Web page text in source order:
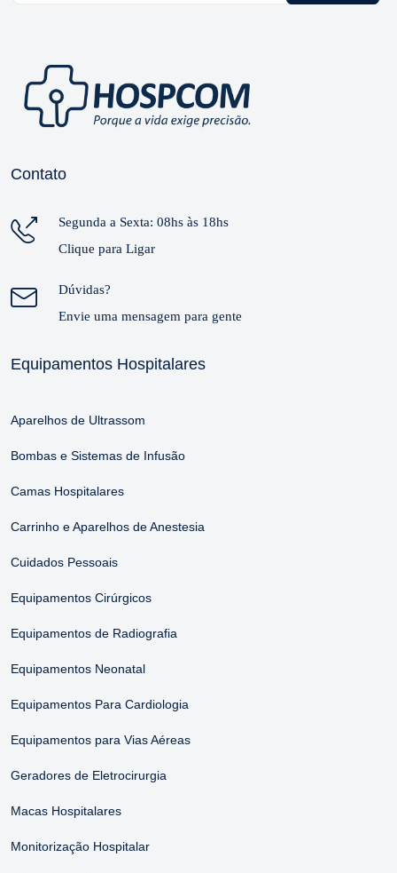
Contato
Segunda a Sexta: 08hs às 18hs
Clique para Ligar
Dúvidas?
Envie uma mensagem para gente
Equipamentos Hospitalares
Aparelhos de Ultrassom
Bombas e Sistemas de Infusão
Camas Hospitalares
Carrinho e Aparelhos de Anestesia
Cuidados Pessoais
Equipamentos Cirúrgicos
Equipamentos de Radiografia
Equipamentos Neonatal
Equipamentos Para Cardiologia
Equipamentos para Vias Aéreas
Geradores de Eletrocirurgia
Macas Hospitalares
Monitorização Hospitalar